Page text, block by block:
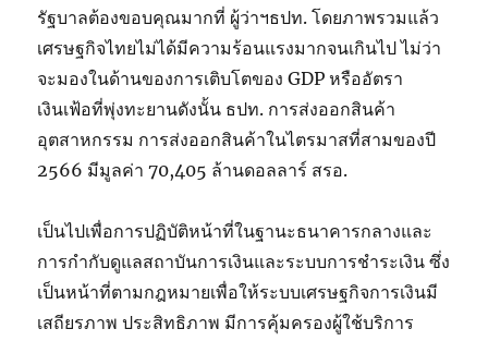
รัฐบาลต้องขอบคุณมากที่ ผู้ว่าฯธปท. โดยภาพรวมแล้ว
เศรษฐกิจไทยไม่ได้มีความร้อนแรงมากจนเกินไป ไม่ว่า
จะมองในด้านของการเติบโตของ GDP หรืออัตรา
เงินเฟ้อที่พุ่งทะยานดังนั้น ธปท. การส่งออกสินค้า
อุตสาหกรรม การส่งออกสินค้าในไตรมาสที่สามของปี
2566 มีมูลค่า 70,405 ล้านดอลลาร์ สรอ.
เป็นไปเพื่อการปฏิบัติหน้าที่ในฐานะธนาคารกลางและ
การกำกับดูแลสถาบันการเงินและระบบการชำระเงิน ซึ่ง
เป็นหน้าที่ตามกฎหมายเพื่อให้ระบบเศรษฐกิจการเงินมี
เสถียรภาพ ประสิทธิภาพ มีการคุ้มครองผู้ใช้บริการ